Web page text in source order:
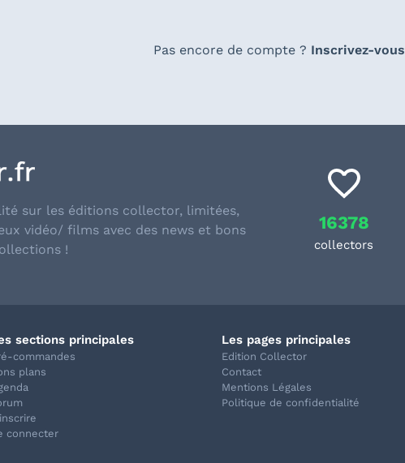
Pas encore de compte ? Inscrivez-vous
sur les éditions collector, limitées,
vidéo/ films avec des news et bons
!
16378
collectors
sections principales
commandes
plans
connecter
Les pages principales
Edition Collector
Contact
Mentions Légales
Politique de confidentialité